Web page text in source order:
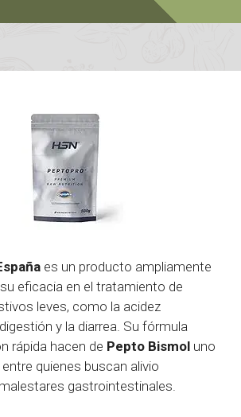
es un producto ampliamente
eficacia en el tratamiento de
leves, como la acidez
y la diarrea. Su fórmula
rápida hacen de Pepto Bismol uno
quienes buscan alivio
gastrointestinales.